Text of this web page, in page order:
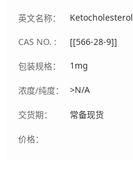
联系我们
英文名称： Ketocholesterol
CAS NO. : [[566-28-9]]
包装规格： 1mg
浓度/纯度： >N/A
交货期： 常备现货
价格：